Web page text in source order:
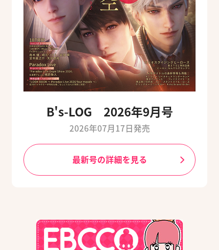
B's-LOG 2026年9月号
2026年07月17日発売
最新号の詳細を見る